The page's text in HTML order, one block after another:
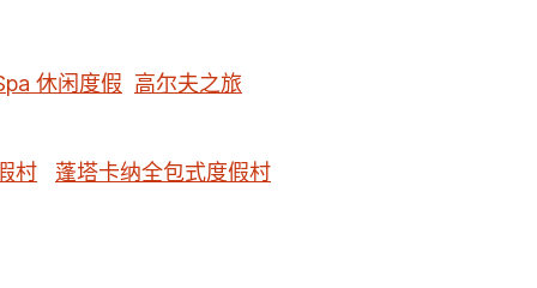
休闲度假 高尔夫之旅
村 蓬塔卡纳全包式度假村